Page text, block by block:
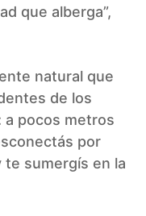
que alberga”,
natural que
de los
a pocos metros
por
sumergís en la